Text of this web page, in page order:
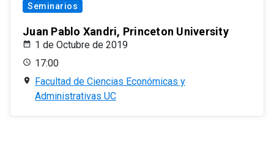
Seminarios
Juan Pablo Xandri, Princeton University
1 de Octubre de 2019
17:00
Facultad de Ciencias Económicas y
Administrativas UC